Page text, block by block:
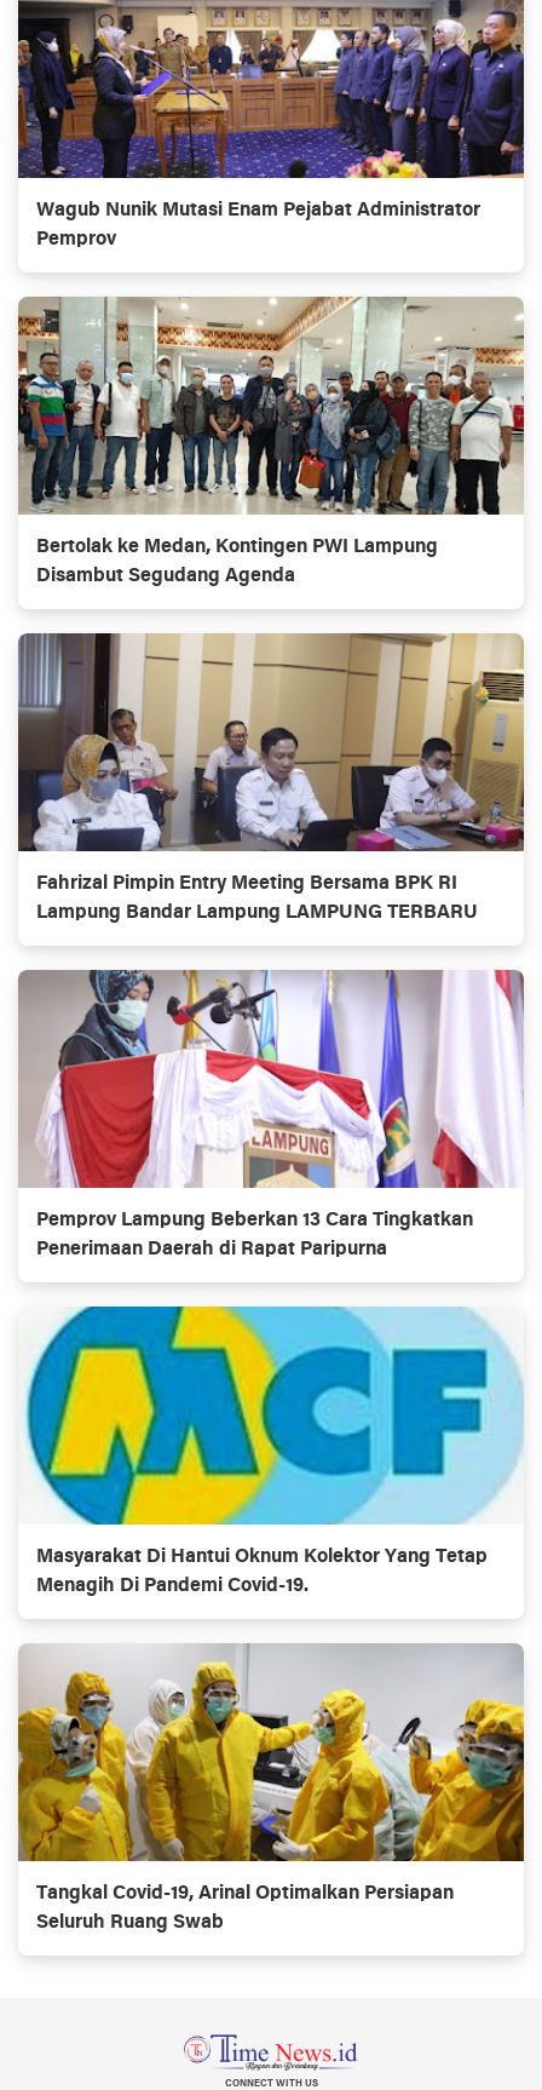
Wagub Nunik Mutasi Enam Pejabat Administrator
Pemprov
Bertolak ke Medan, Kontingen PWI Lampung
Disambut Segudang Agenda
Fahrizal Pimpin Entry Meeting Bersama BPK RI
Lampung Bandar Lampung LAMPUNG TERBARU
Pemprov Lampung Beberkan 13 Cara Tingkatkan
Penerimaan Daerah di Rapat Paripurna
Masyarakat Di Hantui Oknum Kolektor Yang Tetap
Menagih Di Pandemi Covid-19.
Tangkal Covid-19, Arinal Optimalkan Persiapan
Seluruh Ruang Swab
CONNECT WITH US